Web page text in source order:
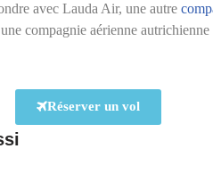
avec Lauda Air, une autre
compagnie aérienne
Réserver un vol